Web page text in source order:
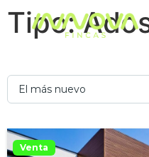
Tipo:
Venta